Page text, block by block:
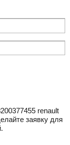
renault
заявку для